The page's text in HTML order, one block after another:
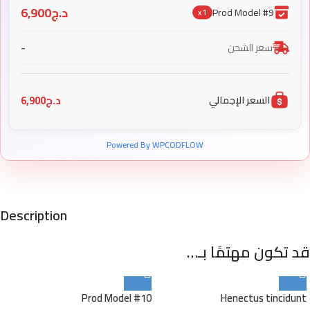
Prod Model #9
x1 د.ج6,900
سعر الشحن -
السعر الإجمالي د.ج6,900
Powered By WPCODFLOW
Description
قد تكون مهتمًا بـ…
Henectus tincidunt
Prod Model #10